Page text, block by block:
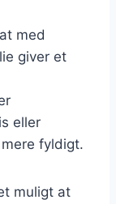
med
giver et
eller
fyldigt.
muligt at